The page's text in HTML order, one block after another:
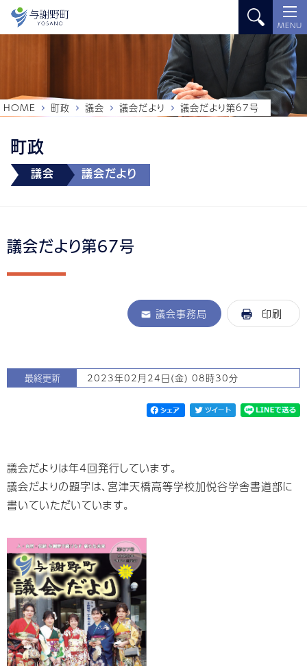
MENU
町政
議会 議会だより
HOME 町政 議会 議会だより 議会だより第67号
議会だより第67号
議会事務局 印刷
最終更新 2023年02月24日(金) 08時30分
議会だよりは年4回発行しています。
議会だよりの題字は、宮津天橋高等学校加悦谷学舎書道部に
書いていただいています。